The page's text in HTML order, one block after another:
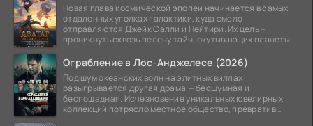
Новая глава космической эпопеи начинается в самых
отдаленных уголках галактики, куда смело
отправляются Джейк Салли и Нейтири. Их цель –
проникнуть сквозь пелену тайн, окутывающих планеты
Ограбление в Лос-Анджелесе (2026)
Под шум океанских волн на элитных виллах
разыгрывается другая драма — бесшумная и
беспощадная. Исчезновение уникальных ювелирных
коллекций потрясло местное общество, превратив